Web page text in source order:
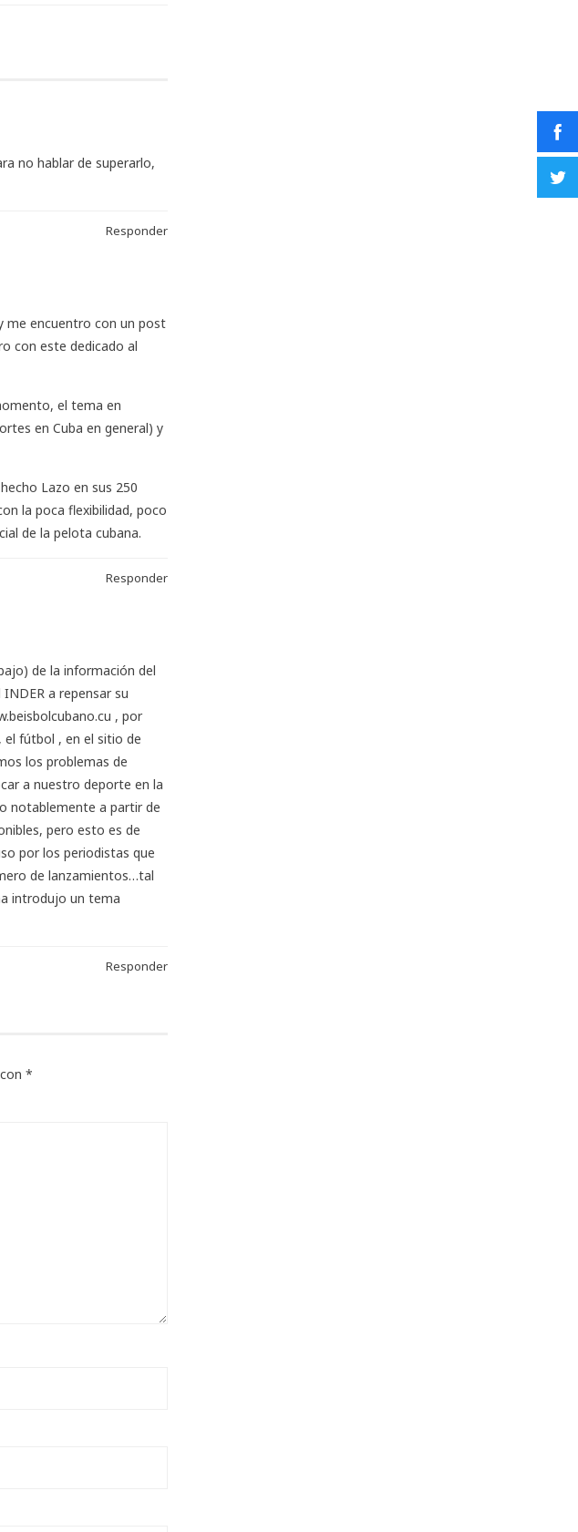
no hablar de superarlo,
Responder
me encuentro con un post
con este dedicado al
el tema en
en Cuba en general) y
Lazo en sus 250
la poca flexibilidad, poco
de la pelota cubana.
Responder
de la información del
a repensar su
, por
el fútbol , en el sitio de
los problemas de
a nuestro deporte en la
notablemente a partir de
pero esto es de
por los periodistas que
de lanzamientos…tal
introdujo un tema
Responder
*